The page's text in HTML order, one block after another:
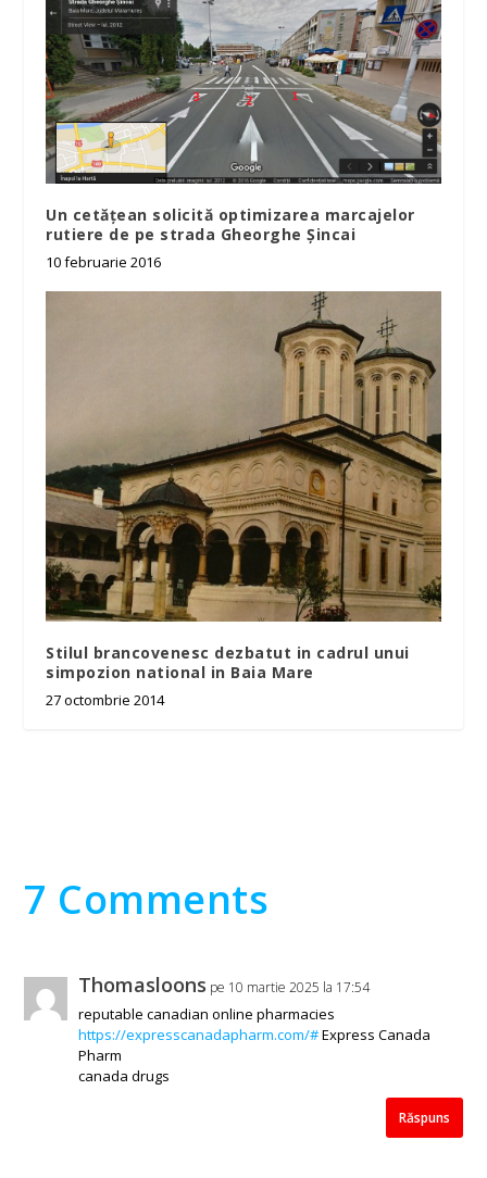
Un cetățean solicită optimizarea marcajelor
rutiere de pe strada Gheorghe Șincai
10 februarie 2016
Stilul brancovenesc dezbatut in cadrul unui
simpozion national in Baia Mare
27 octombrie 2014
7 Comments
Thomasloons pe 10 martie 2025 la 17:54
reputable canadian online pharmacies
https://expresscanadapharm.com/#Express Canada
Pharm
canada drugs
Răspuns